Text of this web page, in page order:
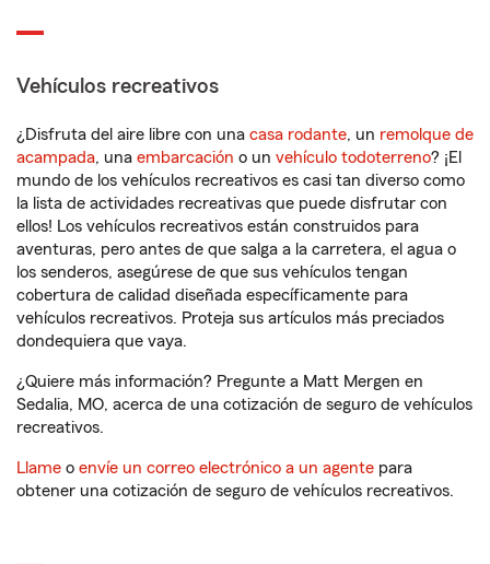
Vehículos recreativos
¿Disfruta del aire libre con una casa rodante, un remolque de
acampada, una embarcación o un vehículo todoterreno? ¡El
mundo de los vehículos recreativos es casi tan diverso como
la lista de actividades recreativas que puede disfrutar con
ellos! Los vehículos recreativos están construidos para
aventuras, pero antes de que salga a la carretera, el agua o
los senderos, asegúrese de que sus vehículos tengan
cobertura de calidad diseñada específicamente para
vehículos recreativos. Proteja sus artículos más preciados
dondequiera que vaya.
¿Quiere más información? Pregunte a Matt Mergen en
Sedalia, MO, acerca de una cotización de seguro de vehículos
recreativos.
Llame o envíe un correo electrónico a un agente para
obtener una cotización de seguro de vehículos recreativos.